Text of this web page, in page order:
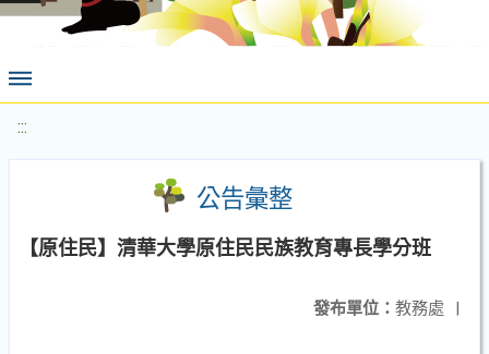
:::
公告彙整
【原住民】清華大學原住民民族教育專長學分班
發布單位： 教務處 |